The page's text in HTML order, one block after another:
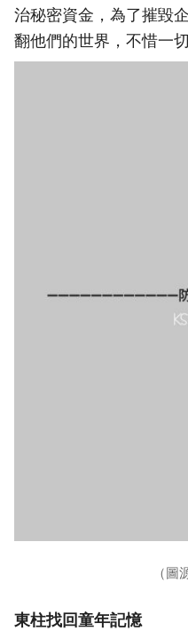
治秘密資金，為了摧毀
翻他們的世界，不惜一
（圖
東柱找回童年記憶